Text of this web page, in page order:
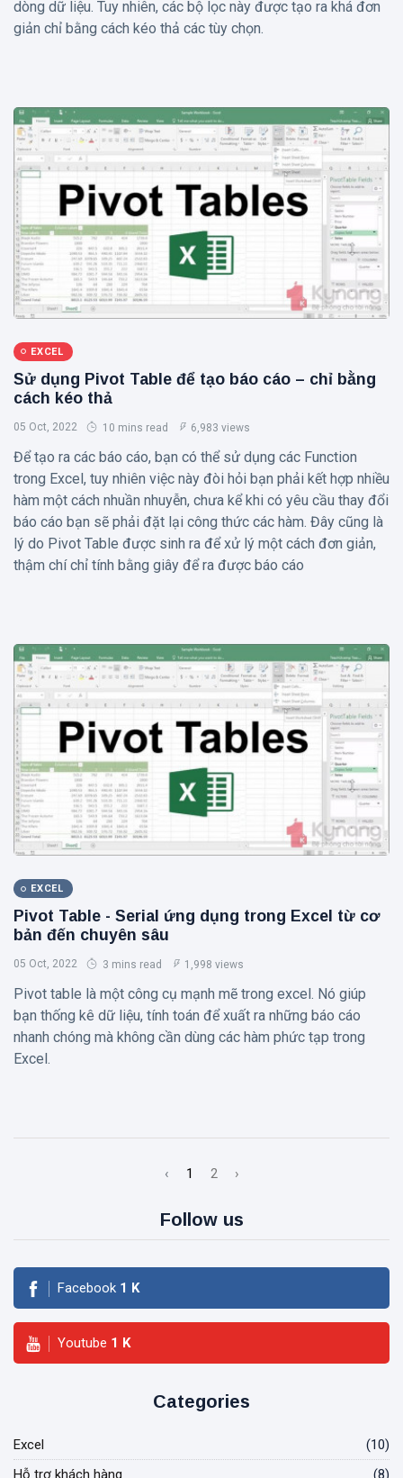
dòng dữ liệu. Tuy nhiên, các bộ lọc này được tạo ra khá đơn
giản chỉ bằng cách kéo thả các tùy chọn.
EXCEL
Sử dụng Pivot Table để tạo báo cáo – chỉ bằng
cách kéo thả
05 Oct, 2022 10 mins read 6,983 views
Để tạo ra các báo cáo, bạn có thể sử dụng các Function
trong Excel, tuy nhiên việc này đòi hỏi bạn phải kết hợp nhiều
hàm một cách nhuần nhuyễn, chưa kể khi có yêu cầu thay đổi
báo cáo bạn sẽ phải đặt lại công thức các hàm. Đây cũng là
lý do Pivot Table được sinh ra để xử lý một cách đơn giản,
thậm chí chỉ tính bằng giây để ra được báo cáo
EXCEL
Pivot Table - Serial ứng dụng trong Excel từ cơ
bản đến chuyên sâu
05 Oct, 2022 3 mins read 1,998 views
Pivot table là một công cụ mạnh mẽ trong excel. Nó giúp
bạn thống kê dữ liệu, tính toán để xuất ra những báo cáo
nhanh chóng mà không cần dùng các hàm phức tạp trong
Excel.
‹ 1 2 ›
Follow us
Facebook 1 K
Youtube 1 K
Categories
Excel
(10)
Hỗ trợ khách hàng
(8)